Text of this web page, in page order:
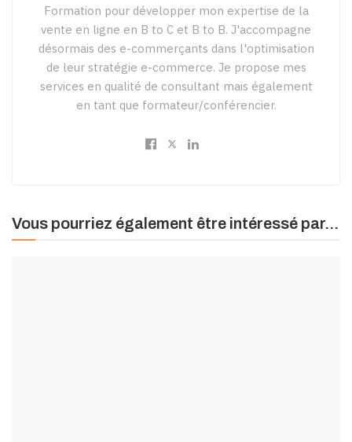
Formation pour développer mon expertise de la
vente en ligne en B to C et B to B. J'accompagne
désormais des e-commerçants dans l'optimisation
de leur stratégie e-commerce. Je propose mes
services en qualité de consultant mais également
en tant que formateur/conférencier.
Vous pourriez également être intéressé par...